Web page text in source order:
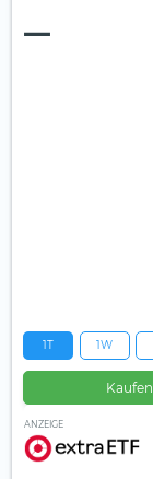
—
1T 1W
Kaufen
ANZEIGE